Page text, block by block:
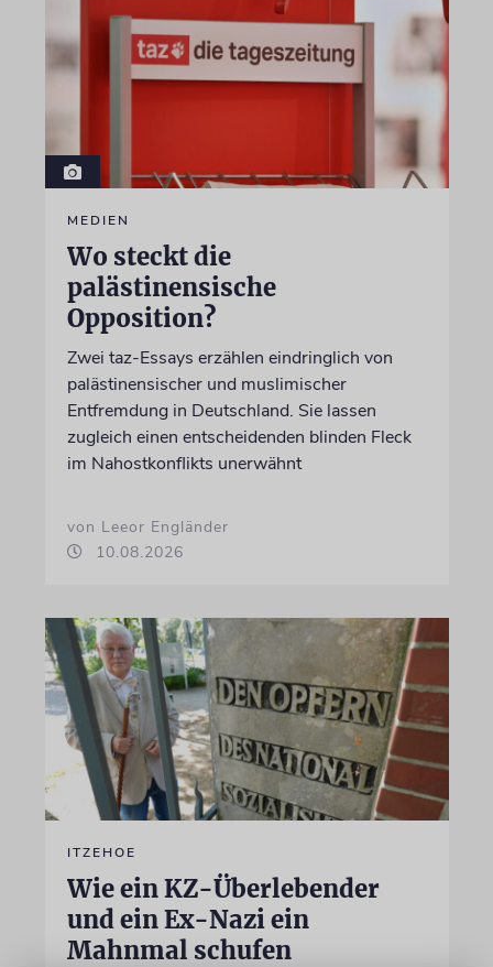
MEDIEN
Wo steckt die
palästinensische
Opposition?
Zwei taz-Essays erzählen eindringlich von
palästinensischer und muslimischer
Entfremdung in Deutschland. Sie lassen
zugleich einen entscheidenden blinden Fleck
im Nahostkonflikts unerwähnt
von Leeor Engländer
10.08.2026
ITZEHOE
Wie ein KZ-Überlebender
und ein Ex-Nazi ein
Mahnmal schufen